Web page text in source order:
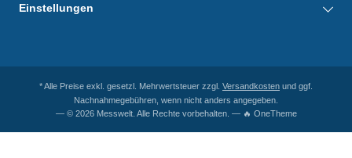
Einstellungen
* Alle Preise exkl. gesetzl. Mehrwertsteuer zzgl. Versandkosten und ggf.
Nachnahmegebühren, wenn nicht anders angegeben.
— © 2026 Messwelt. Alle Rechte vorbehalten. — 🔥 OneTheme